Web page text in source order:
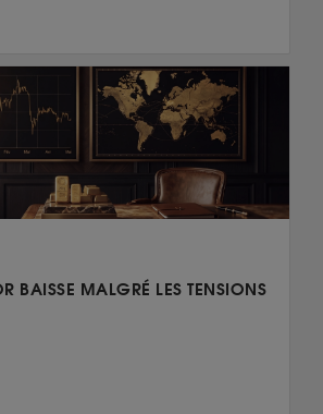
BAISSE MALGRÉ LES TENSIONS